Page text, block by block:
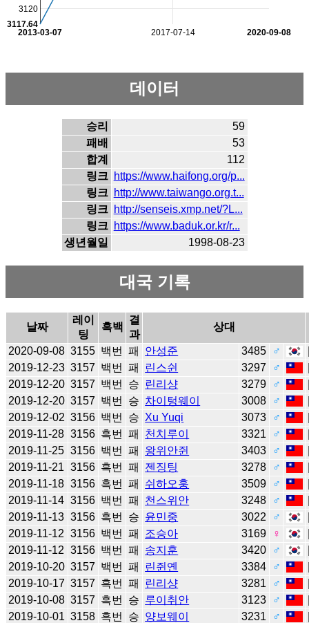
2017-07-14
2013-03-07 2020-09-08
3120
3117.64
데이터
승리
59
패배
53
합계
112
링크 https://www.haifong.org/p...
링크 http://www.taiwango.org.t...
링크 http://senseis.xmp.net/?L...
링크 https://www.baduk.or.kr/r...
생년월일
1998-08-23
대국 기록
날짜
레이
팅
흑백
결
과
상대
2020-09-08 3155 백번 패 안성준 3485 ♂
2019-12-23 3157 백번 패 린스쉰 3297 ♂
2019-12-20 3157 백번 승 린리샹 3279 ♂
2019-12-20 3157 백번 승 차이텅웨이 3008 ♂
2019-12-02 3156 백번 승 Xu Yuqi 3073 ♂
2019-11-28 3156 흑번 패 천치루이 3321 ♂
2019-11-25 3156 백번 패 왕위안쥔 3403 ♂
2019-11-21 3156 흑번 패 젠징팅 3278 ♂
2019-11-18 3156 흑번 패 쉬하오훙 3509 ♂
2019-11-14 3156 백번 패 천스위안 3248 ♂
2019-11-13 3156 흑번 승 윤민중 3022 ♂
2019-11-12 3156 백번 패 조승아 3169 ♀
2019-11-12 3156 백번 패 송지훈 3420 ♂
2019-10-20 3157 백번 패 린쥔옌 3384 ♂
2019-10-17 3157 흑번 패 린리샹 3281 ♂
2019-10-08 3157 흑번 승 루이취안 3123 ♂
2019-10-01 3158 흑번 승 양보웨이 3231 ♂